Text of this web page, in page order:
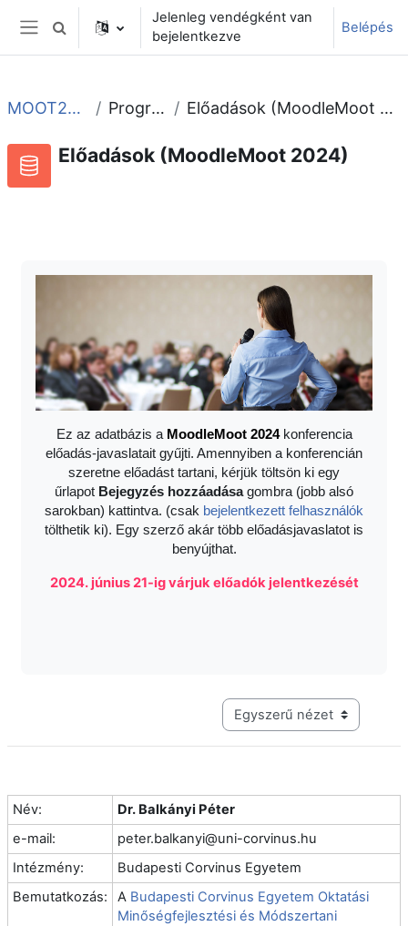
Tovább a fő tartalomhoz
Oldalpanel
Keresési bemeneti adatok váltása
Jelenleg vendégként van
bejelentkezve
Belépés
MOOT2024 Program Előadások (MoodleMoot 2024)
Előadások (MoodleMoot 2024)
Ez az adatbázis a MoodleMoot 2024konferencia
előadás-javaslatait gyűjti. Amennyiben a konferencián
szeretne előadást tartani, kérjük töltsön ki egy
űrlapot Bejegyzés hozzáadásagombra (jobb alsó
sarokban) kattintva. (csak bejelentkezett felhasználók
tölthetik ki). Egy szerző akár több előadásjavaslatot is
benyújthat.
2024. június 21-ig várjuk előadók jelentkezését
Harmadik szintű navigáció
Név:
Dr. Balkányi Péter
e-mail:
peter.balkanyi@uni-corvinus.hu
Intézmény:
Budapesti Corvinus Egyetem
Bemutatkozás:
A Budapesti Corvinus Egyetem Oktatási
Minőségfejlesztési és Módszertani